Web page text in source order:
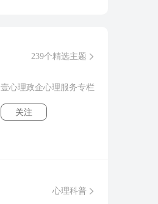
239个精选主题
壹心理政企心理服务专栏
关注
心理科普